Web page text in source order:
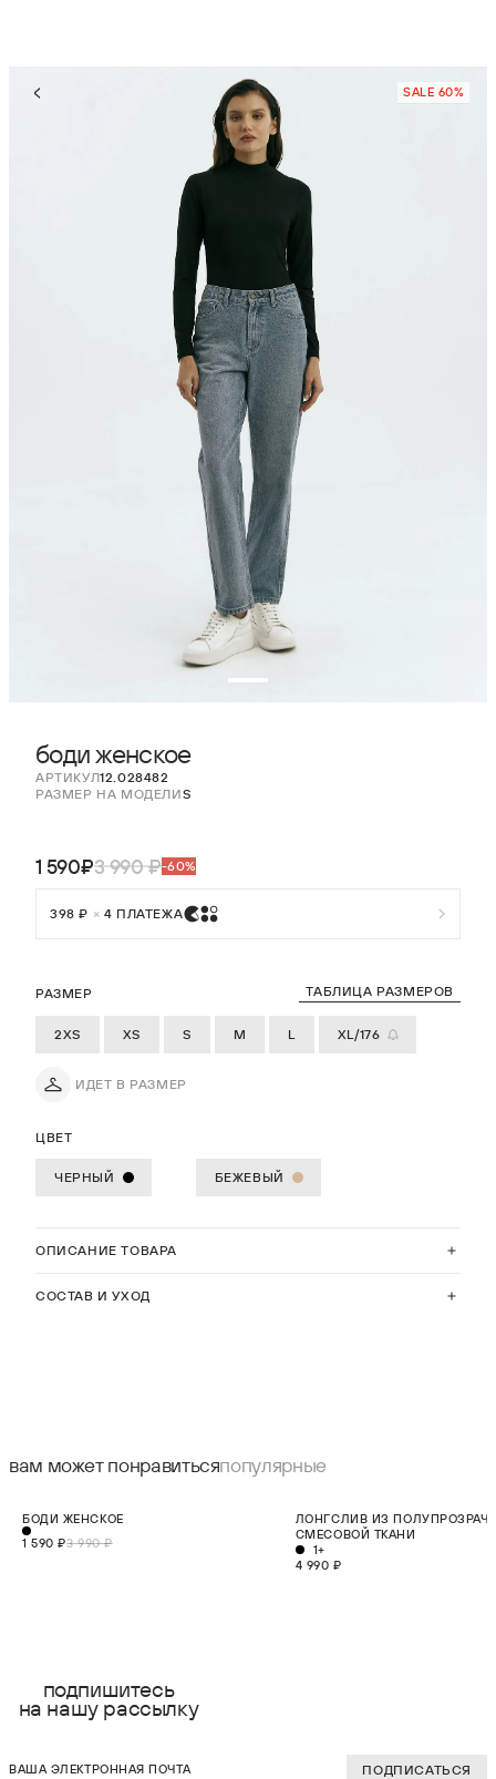
SALE 60%
боди женское
АРТИКУЛ12.028482
РАЗМЕР НА МОДЕЛИS
ОПИСАНИЕ ТОВАРА
СОСТАВ И УХОД
РАЗМЕР ТАБЛИЦА РАЗМЕРОВ
2XS XS S M L XL/176
ИДЕТ В РАЗМЕР
ЦВЕТ
ЧЕРНЫЙ БЕЖЕВЫЙ
1 590₽3 990 ₽-60%
398 ₽ × 4 ПЛАТЕЖА
вам может понравитьсяпопулярные
XS
БОДИ ЖЕНСКОЕ
1 590 ₽3 990 ₽
ЛОНГСЛИВ ИЗ
СМЕСОВОЙ ТКАНИ
1+
4 990 ₽
подпишитесь
на нашу рассылку
ПОДПИСАТЬСЯ